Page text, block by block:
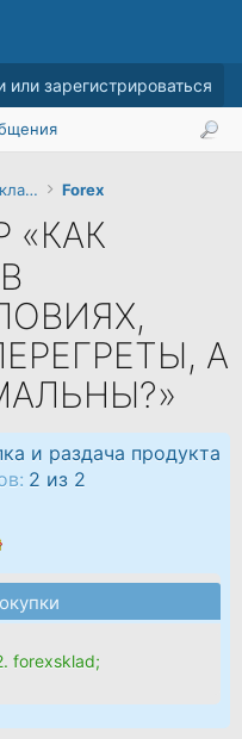
Forex
«КАК
А
и раздача продукта
2 из 2
forexsklad;
или зарегистрироваться